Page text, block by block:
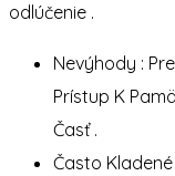
odlúčenie .
Nevýhody :
Prístup K
Časť .
Často